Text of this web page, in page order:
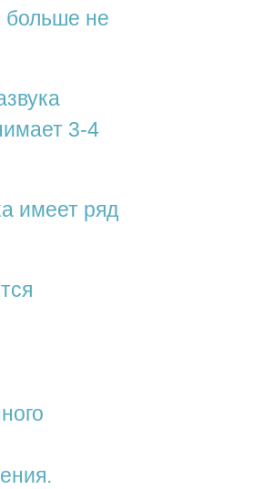
больше не
3-4
имеет ряд